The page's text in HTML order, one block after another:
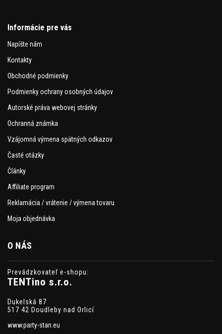
Informácie pre vás
Napíšte nám
Kontakty
Obchodné podmienky
Podmienky ochrany osobných údajov
Autorské práva webovej stránky
Ochranná známka
Vzájomná výmena spätných odkazov
Časté otázky
Články
Affiliate program
Reklamácia / vrátenie / výmena tovaru
Moja objednávka
O NÁS
Prevádzkovateľ e-shopu:
TENTino s.r.o.
Dukelská 87
517 42 Doudleby nad Orlicí
www.party-stan.eu